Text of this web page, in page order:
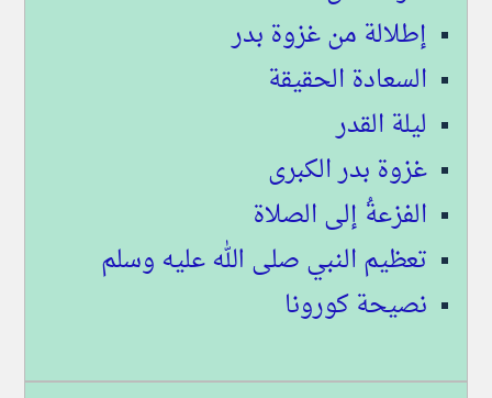
إطلالة من غزوة بدر
السعادة الحقيقة
ليلة القدر
غزوة بدر الكبرى
الفزعةُ إلى الصلاة
تعظيم النبي صلى الله عليه وسلم
نصيحة كورونا